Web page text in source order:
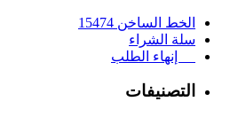
الخط الساخن 15474
سلة الشراء
إنهاء الطلب
التصنيفات